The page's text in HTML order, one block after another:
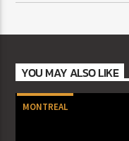
YOU MAY ALSO LIKE
MONTREAL